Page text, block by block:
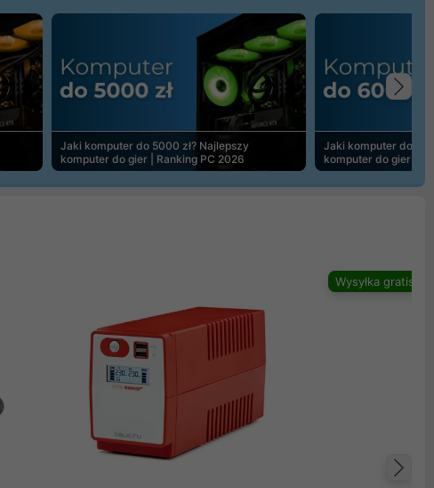
Jaki komputer do 5000 zł? Najlepszy
komputer do gier | Ranking PC 2026
Jaki komputer do
komputer do gier |
Wysyłka gratis